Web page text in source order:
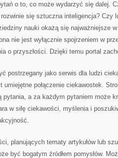
o to, co może wydarzyć się dalej.
się sztuczna inteligencja? Czy
nauki okażą się najważniejsze
nie jest wyłącznie spojrzeniem w
o przyszłości. Dzięki temu portal
postrzegany jako serwis dla ludzi
umiejętne połączenie ciekawostek.
pytania, a za każdym pytaniem może
w siłę ciekawości, myślenia i
planujących tematy artykułów lub
być bogatym źródłem pomysłów.